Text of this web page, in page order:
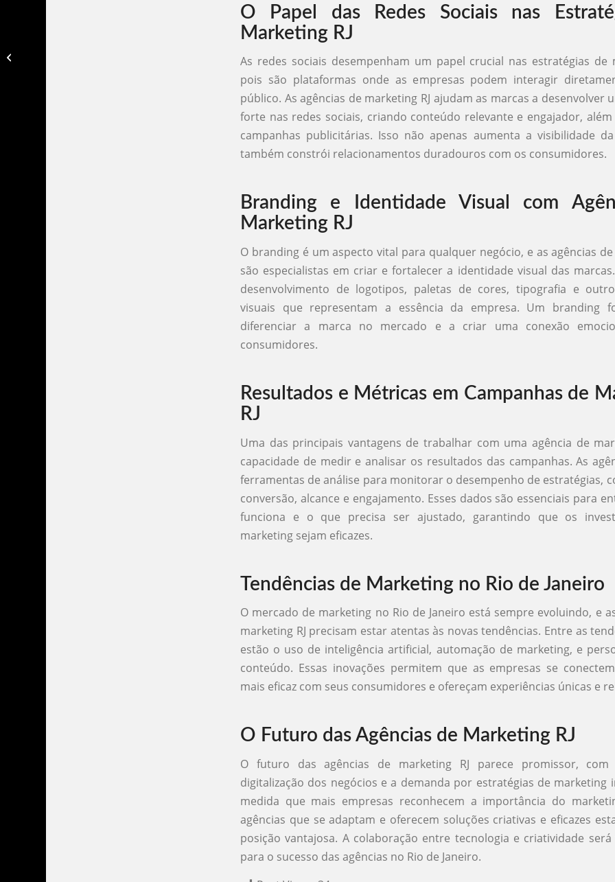
O Papel das Redes Sociais nas
Marketing RJ
As redes sociais desempenham um papel crucial nas estratégias de
pois são plataformas onde as empresas podem interagir
público. As agências de marketing RJ ajudam as marcas a desenvolver
forte nas redes sociais, criando conteúdo relevante e engajador,
campanhas publicitárias. Isso não apenas aumenta a visibilidade
também constrói relacionamentos duradouros com os consumidores.
Branding e Identidade Visual com
Marketing RJ
O branding é um aspecto vital para qualquer negócio, e as agências de
são especialistas em criar e fortalecer a identidade visual das
desenvolvimento de logotipos, paletas de cores, tipografia e
visuais que representam a essência da empresa. Um branding
diferenciar a marca no mercado e a criar uma conexão
consumidores.
Resultados e Métricas em Campanhas de
RJ
Uma das principais vantagens de trabalhar com uma agência de
capacidade de medir e analisar os resultados das campanhas. As
ferramentas de análise para monitorar o desempenho de estratégias,
conversão, alcance e engajamento. Esses dados são essenciais para
funciona e o que precisa ser ajustado, garantindo que os
marketing sejam eficazes.
Tendências de Marketing no Rio de Janeiro
O mercado de marketing no Rio de Janeiro está sempre evoluindo, e
marketing RJ precisam estar atentas às novas tendências. Entre as
estão o uso de inteligência artificial, automação de marketing, e
conteúdo. Essas inovações permitem que as empresas se
mais eficaz com seus consumidores e ofereçam experiências únicas e
O Futuro das Agências de Marketing RJ
O futuro das agências de marketing RJ parece promissor, com
digitalização dos negócios e a demanda por estratégias de marketing
medida que mais empresas reconhecem a importância do
agências que se adaptam e oferecem soluções criativas e eficazes
posição vantajosa. A colaboração entre tecnologia e criatividade
para o sucesso das agências no Rio de Janeiro.